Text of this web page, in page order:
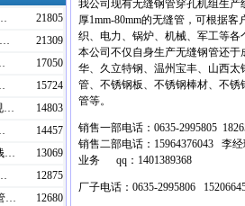
21805
…
21309
17050
15724
…
14803
14457
…
13069
12875
…
12680
我公司现有无缝钢管穿孔机组生产
厚1mm-80mm的无缝管，可根据
织、电力、锅炉、机械、军工等各
本公司不仅自身生产无缝钢管还
华、久立特钢、温州宝丰、山西太
管、不锈钢板、不锈钢棒材、不
管等。
销售一部电话：0635-2995805
销售二部电话：15964376043 李经
业务 qq：1401389368
厂子电话：0635-2995806